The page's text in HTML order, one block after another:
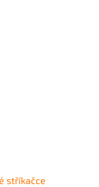
stříkačce